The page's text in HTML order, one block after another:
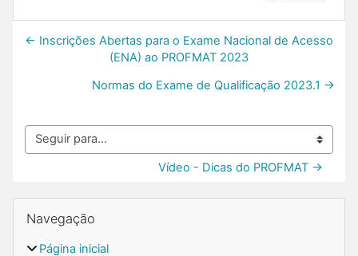
← Inscrições Abertas para o Exame Nacional de Acesso
(ENA) ao PROFMAT 2023
Normas do Exame de Qualificação 2023.1 →
Seguir para...
Vídeo - Dicas do PROFMAT →
Blocos
Navegação
Página inicial